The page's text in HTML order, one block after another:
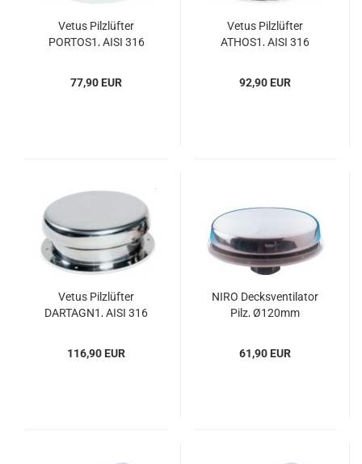
Vetus Pilz­lüf­ter
PORTOS1, AISI 316
77,90 EUR
Vetus Pilz­lüf­ter
ATHOS1, AISI 316
92,90 EUR
Vetus Pilz­lüf­ter
DARTAGN1, AISI 316
116,90 EUR
NIRO Decks­ven­ti­la­tor
Pilz, Ø120mm
61,90 EUR